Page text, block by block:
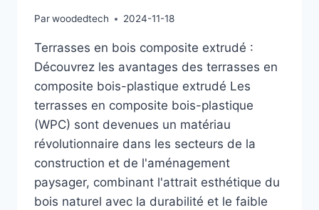
Parwoodedtech 2024-11-18
Terrasses en bois composite extrudé :
Découvrez les avantages des terrasses en
composite bois-plastique extrudé Les
terrasses en composite bois-plastique
(WPC) sont devenues un matériau
révolutionnaire dans les secteurs de la
construction et de l'aménagement
paysager, combinant l'attrait esthétique du
bois naturel avec la durabilité et le faible